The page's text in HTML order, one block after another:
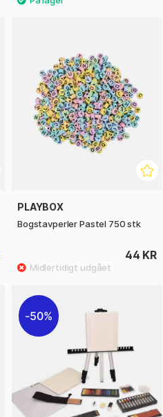
PLAYBOX
Bogstavperler Pastel 750 stk
44 KR
50%